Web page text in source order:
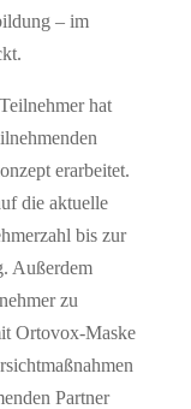
– im
hat
erarbeitet.
die aktuelle
bis zur
Außerdem
zu
Ortovox-Maske
Partner